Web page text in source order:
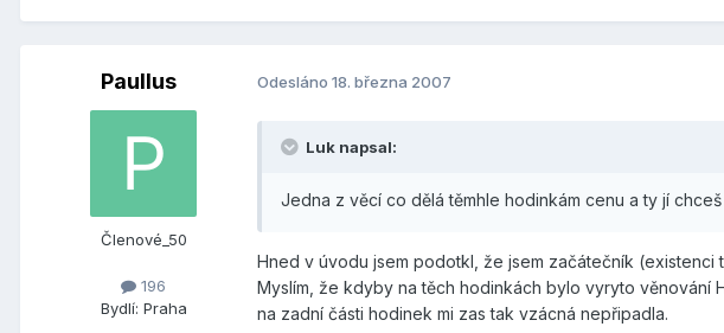
Paullus
Členové_50
196
Bydlí: Praha
Odesláno 18. března 2007
Luk napsal:
Jedna z věcí co dělá těmhle hodinkám cenu a ty jí
Hned v úvodu jsem podotkl, že jsem začátečník
Myslím, že kdyby na těch hodinkách bylo vyryto věnování
na zadní části hodinek mi zas tak vzácná nepřipadla.